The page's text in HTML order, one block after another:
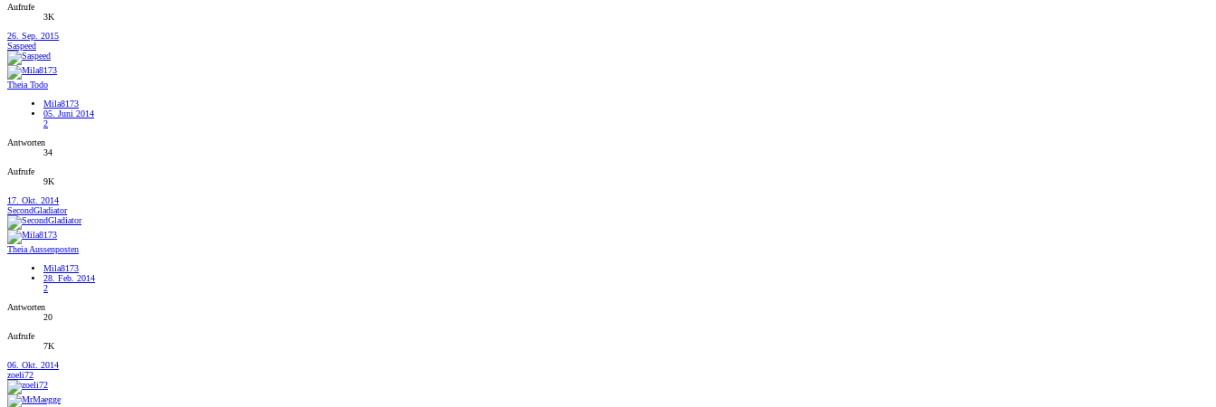
Aufrufe
3K
26. Sep. 2015
Saspeed
Theia Todo
Mila8173
05. Juni 2014
2
Antworten
34
Aufrufe
9K
17. Okt. 2014
SecondGladiator
Theia Aussenposten
Mila8173
28. Feb. 2014
2
Antworten
20
Aufrufe
7K
06. Okt. 2014
zoeli72